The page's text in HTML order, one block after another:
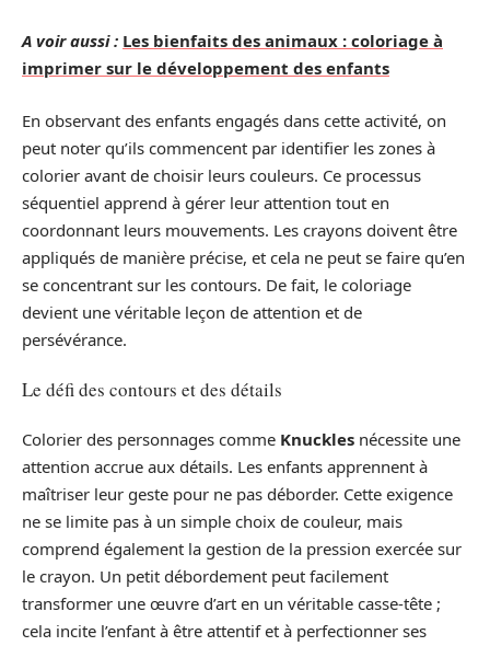
A voir aussi : Les bienfaits des animaux : coloriage à
imprimer sur le développement des enfants
En observant des enfants engagés dans cette activité, on
peut noter qu’ils commencent par identifier les zones à
colorier avant de choisir leurs couleurs. Ce processus
séquentiel apprend à gérer leur attention tout en
coordonnant leurs mouvements. Les crayons doivent être
appliqués de manière précise, et cela ne peut se faire qu’en
se concentrant sur les contours. De fait, le coloriage
devient une véritable leçon de attention et de
persévérance.
Le défi des contours et des détails
Colorier des personnages comme Knuckles nécessite une
attention accrue aux détails. Les enfants apprennent à
maîtriser leur geste pour ne pas déborder. Cette exigence
ne se limite pas à un simple choix de couleur, mais
comprend également la gestion de la pression exercée sur
le crayon. Un petit débordement peut facilement
transformer une œuvre d’art en un véritable casse-tête ;
cela incite l’enfant à être attentif et à perfectionner ses